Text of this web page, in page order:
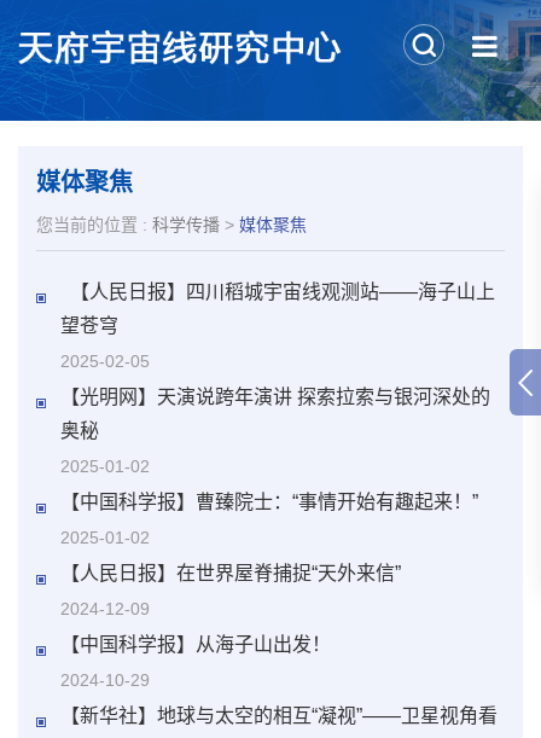
媒体聚焦
您当前的位置 : 科学传播 > 媒体聚焦
【人民日报】
四川稻城宇宙线观测站——海子山上
望苍穹
2025-02-05
【光明网】天演说跨年演讲 探索拉索与银河深处的
奥秘
2025-01-02
【中国科学报】 曹臻院士：“事情开始有趣起来！”
2025-01-02
【人民日报】 在世界屋脊捕捉“天外来信”
2024-12-09
【中国科学报】从海子山出发！
2024-10-29
【新华社】地球与太空的相互“凝视”——卫星视角看